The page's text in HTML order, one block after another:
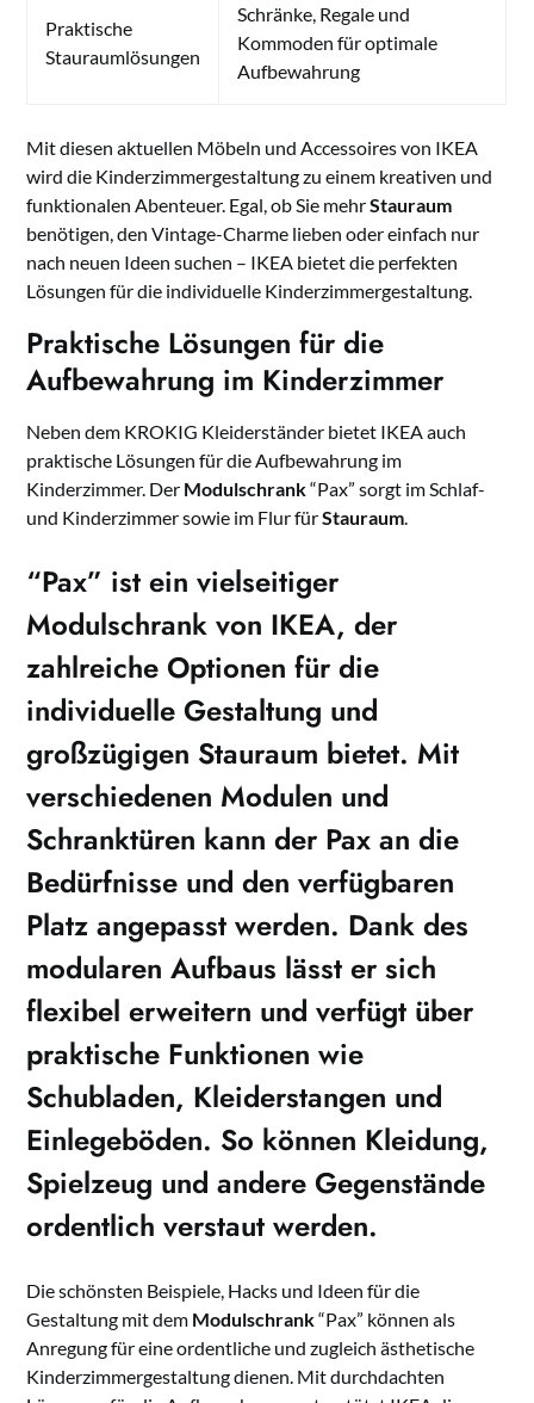
Praktische
Stauraumlösungen
Schränke, Regale und
Kommoden für optimale
Aufbewahrung
Mit diesen aktuellen Möbeln und Accessoires von IKEA
wird die Kinderzimmergestaltung zu einem kreativen und
funktionalen Abenteuer. Egal, ob Sie mehrStauraum
benötigen, den Vintage-Charme lieben oder einfach nur
nach neuen Ideen suchen – IKEA bietet die perfekten
Lösungen für die individuelle Kinderzimmergestaltung.
Praktische Lösungen für die
Aufbewahrung im Kinderzimmer
Neben dem KROKIG Kleiderständer bietet IKEA auch
praktische Lösungen für die Aufbewahrung im
Kinderzimmer. Der Modulschrank“Pax” sorgt im Schlaf-
und Kinderzimmer sowie im Flur fürStauraum.
“Pax” ist ein vielseitiger
Modulschrank von IKEA, der
zahlreiche Optionen für die
individuelle Gestaltung und
großzügigen Stauraum bietet. Mit
verschiedenen Modulen und
Schranktüren kann der Pax an die
Bedürfnisse und den verfügbaren
Platz angepasst werden. Dank des
modularen Aufbaus lässt er sich
flexibel erweitern und verfügt über
praktische Funktionen wie
Schubladen, Kleiderstangen und
Einlegeböden. So können Kleidung,
Spielzeug und andere Gegenstände
ordentlich verstaut werden.
Die schönsten Beispiele, Hacks und Ideen für die
Gestaltung mit dem Modulschrank“Pax” können als
Anregung für eine ordentliche und zugleich ästhetische
Kinderzimmergestaltung dienen. Mit durchdachten